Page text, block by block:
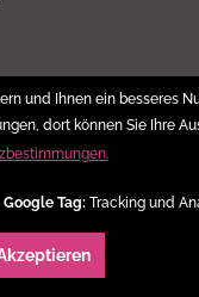
und Ihnen ein besseres
dort können Sie Ihre
Google Tag:Tracking und